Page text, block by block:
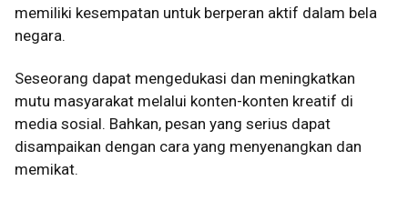
memiliki kesempatan untuk berperan aktif dalam bela
negara.
Seseorang dapat mengedukasi dan meningkatkan
mutu masyarakat melalui konten-konten kreatif di
media sosial. Bahkan, pesan yang serius dapat
disampaikan dengan cara yang menyenangkan dan
memikat.